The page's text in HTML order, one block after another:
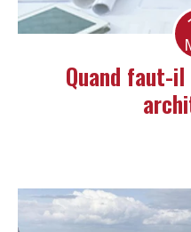
Quand faut-